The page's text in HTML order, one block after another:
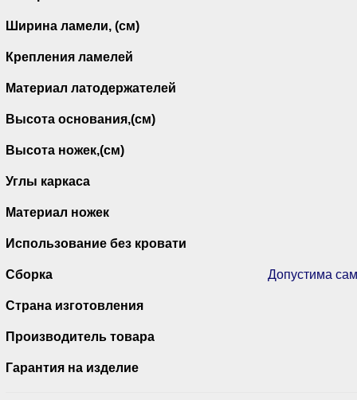
Ширина ламели, (см)
Крепления ламелей
Материал латодержателей
Высота основания,(см)
Высота ножек,(см)
Углы каркаса
Материал ножек
Использование без кровати
Сборка Допустима
Страна изготовления
Производитель товара
Гарантия на изделие